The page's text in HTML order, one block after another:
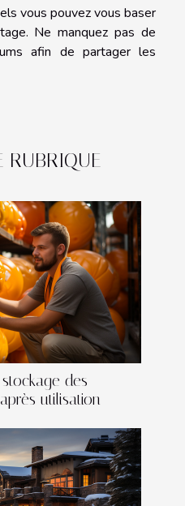
vous pouvez vous baser
Ne manquez pas de
afin de partager les
RUBRIQUE
des
utilisation